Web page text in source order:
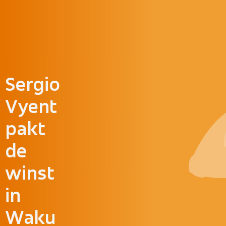
Sergio
Vyent
pakt
de
winst
in
Waku